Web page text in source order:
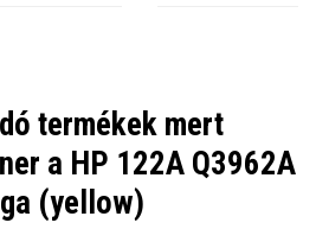
termékek mert
a HP 122A Q3962A
(yellow)